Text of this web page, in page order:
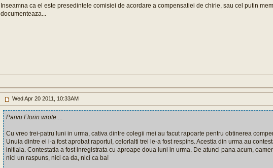
Inseamna ca el este presedintele comisiei de acordare a compensatiei de chirie, sau cel putin
documenteaza...
Wed Apr 20 2011, 10:33AM
Parvu Florin wrote ...
Cu vreo trei-patru luni in urma, cativa dintre colegii mei au facut rapoarte pentru obtinerea
Unuia dintre ei i-a fost aprobat raportul, celorlalti trei le-a fost respins. Acestia din urma au
initiala. Contestatia a fost inregistrata cu aproape doua luni in urma. De atunci pana acum,
nici un raspuns, nici ca da, nici ca ba!